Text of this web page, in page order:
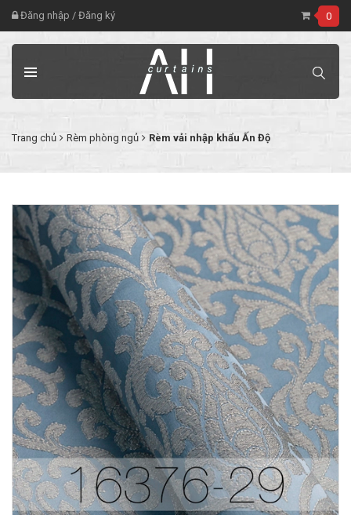
Đăng nhập / Đăng ký 0
Trang chủ Rèm phòng ngủ Rèm vải nhập khẩu Ấn Độ